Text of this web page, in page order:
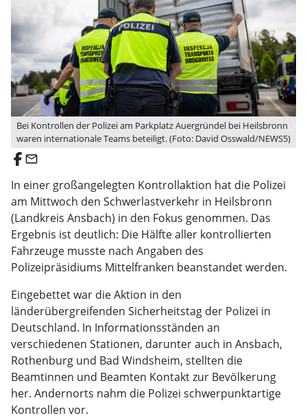
Bei Kontrollen der Polizei am Parkplatz Auergründel bei Heilsbronn
waren internationale Teams beteiligt. (Foto: David Osswald/NEWS5)
email
In einer großangelegten Kontrollaktion hat die Polizei
am Mittwoch den Schwerlastverkehr in Heilsbronn
(Landkreis Ansbach) in den Fokus genommen. Das
Ergebnis ist deutlich: Die Hälfte aller kontrollierten
Fahrzeuge musste nach Angaben des
Polizeipräsidiums Mittelfranken beanstandet werden.
Eingebettet war die Aktion in den
länderübergreifenden Sicherheitstag der Polizei in
Deutschland. In Informationsständen an
verschiedenen Stationen, darunter auch in Ansbach,
Rothenburg und Bad Windsheim, stellten die
Beamtinnen und Beamten Kontakt zur Bevölkerung
her. Andernorts nahm die Polizei schwerpunktartige
Kontrollen vor.